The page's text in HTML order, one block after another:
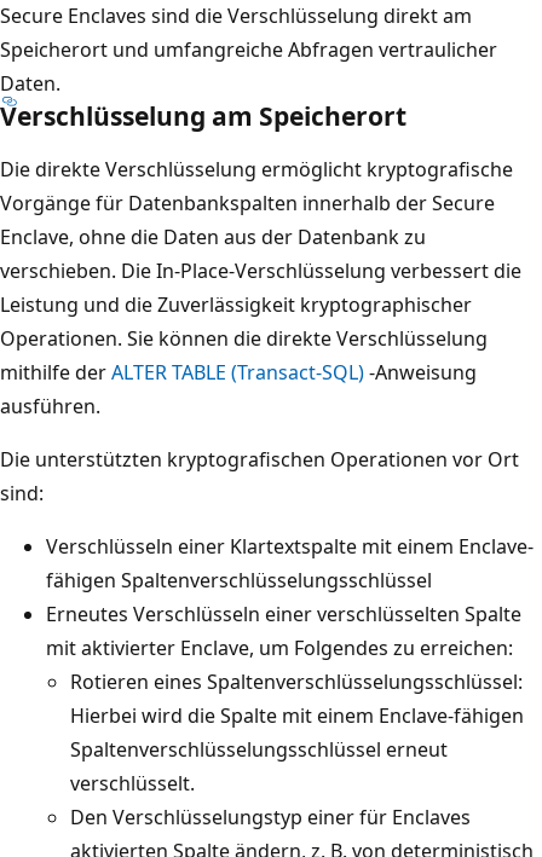
Secure Enclaves sind die Verschlüsselung direkt am
Speicherort und umfangreiche Abfragen vertraulicher
Daten.
Verschlüsselung am Speicherort
Die direkte Verschlüsselung ermöglicht kryptografische
Vorgänge für Datenbankspalten innerhalb der Secure
Enclave, ohne die Daten aus der Datenbank zu
verschieben. Die In-Place-Verschlüsselung verbessert die
Leistung und die Zuverlässigkeit kryptographischer
Operationen. Sie können die direkte Verschlüsselung
mithilfe derALTER TABLE (Transact-SQL)-Anweisung
ausführen.
Die unterstützten kryptografischen Operationen vor Ort
sind:
Verschlüsseln einer Klartextspalte mit einem Enclave-
fähigen Spaltenverschlüsselungsschlüssel
Erneutes Verschlüsseln einer verschlüsselten Spalte
mit aktivierter Enclave, um Folgendes zu erreichen:
Rotieren eines Spaltenverschlüsselungsschlüssel:
Hierbei wird die Spalte mit einem Enclave-fähigen
Spaltenverschlüsselungsschlüssel erneut
verschlüsselt.
Den Verschlüsselungstyp einer für Enclaves
aktivierten Spalte ändern, z. B. von deterministisch